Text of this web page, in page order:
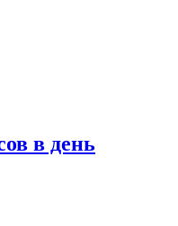
в день